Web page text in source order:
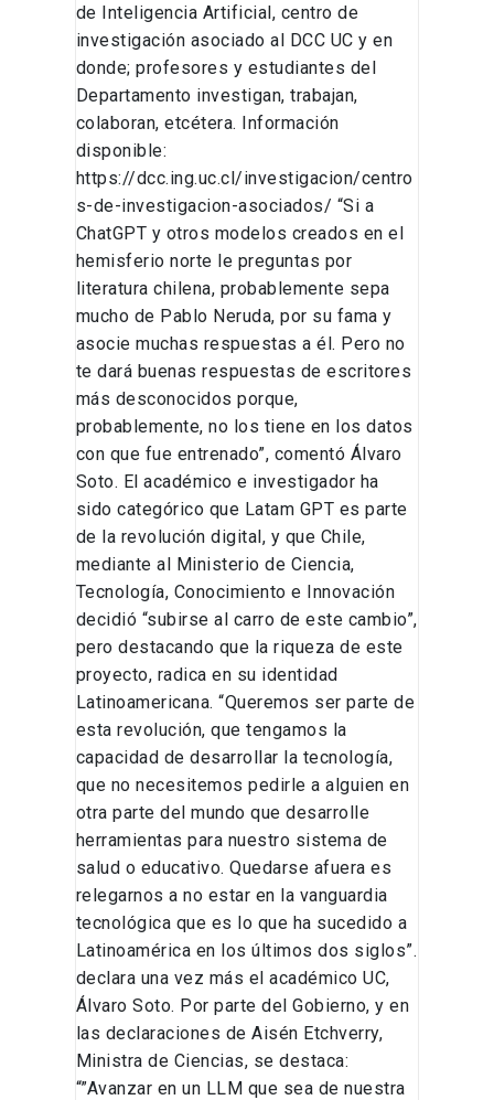
de Inteligencia Artificial, centro de
investigación asociado al DCC UC y en
donde; profesores y estudiantes del
Departamento investigan, trabajan,
colaboran, etcétera. Información
disponible:
https://dcc.ing.uc.cl/investigacion/centro
s-de-investigacion-asociados/ “Si a
ChatGPT y otros modelos creados en el
hemisferio norte le preguntas por
literatura chilena, probablemente sepa
mucho de Pablo Neruda, por su fama y
asocie muchas respuestas a él. Pero no
te dará buenas respuestas de escritores
más desconocidos porque,
probablemente, no los tiene en los datos
con que fue entrenado”, comentó Álvaro
Soto. El académico e investigador ha
sido categórico que Latam GPT es parte
de la revolución digital, y que Chile,
mediante al Ministerio de Ciencia,
Tecnología, Conocimiento e Innovación
decidió “subirse al carro de este cambio”,
pero destacando que la riqueza de este
proyecto, radica en su identidad
Latinoamericana. “Queremos ser parte de
esta revolución, que tengamos la
capacidad de desarrollar la tecnología,
que no necesitemos pedirle a alguien en
otra parte del mundo que desarrolle
herramientas para nuestro sistema de
salud o educativo. Quedarse afuera es
relegarnos a no estar en la vanguardia
tecnológica que es lo que ha sucedido a
Latinoamérica en los últimos dos siglos”.
declara una vez más el académico UC,
Álvaro Soto. Por parte del Gobierno, y en
las declaraciones de Aisén Etchverry,
Ministra de Ciencias, se destaca:
“”Avanzar en un LLM que sea de nuestra